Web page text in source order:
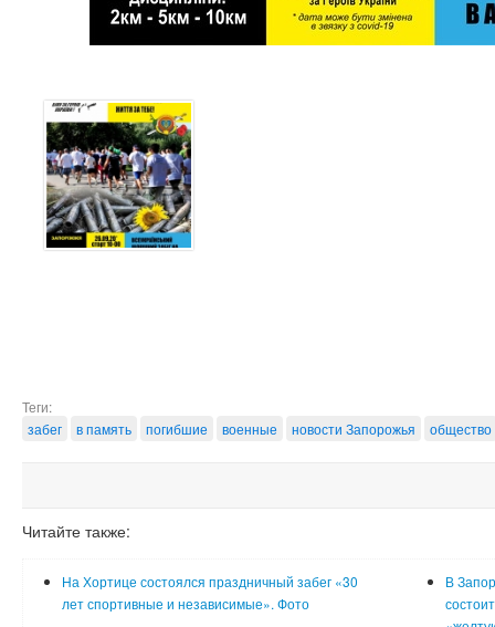
Теги:
забег
в память погибшие военные новости Запорожья общество
Читайте также:
На Хортице состоялся праздничный забег «30
лет спортивные и независимые». Фото
В